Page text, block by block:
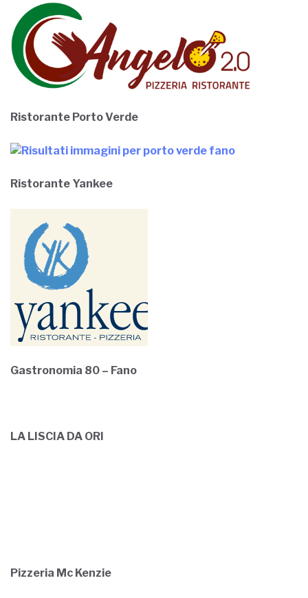
Ristorante Porto Verde
Ristorante Yankee
Gastronomia 80 – Fano
LA LISCIA DA ORI
Tipografia Cingolani